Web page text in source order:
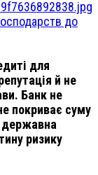
до
для
й не
Банк не
покриває суму
державна
ризику